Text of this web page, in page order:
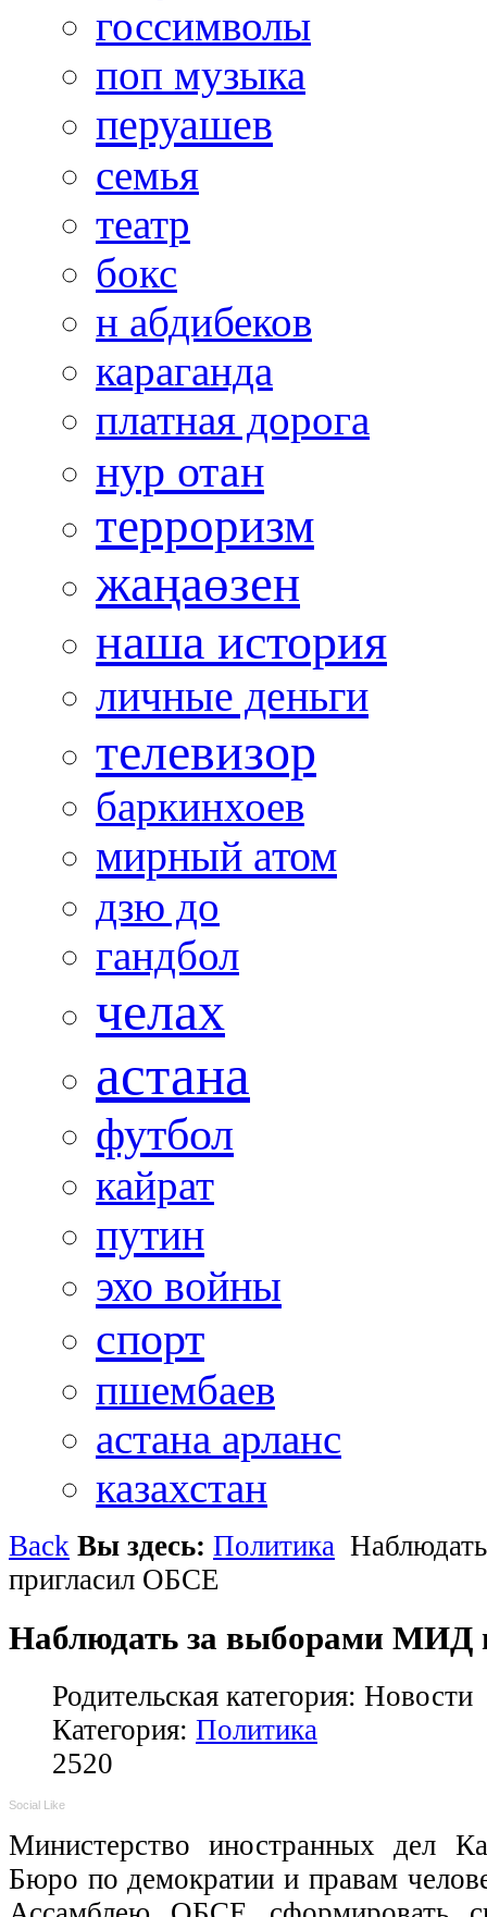
госсимволы
поп музыка
перуашев
семья
театр
бокс
н абдибеков
караганда
платная дорога
нур отан
терроризм
жаңаөзен
наша история
личные деньги
телевизор
баркинхоев
мирный атом
дзю до
гандбол
челах
астана
футбол
кайрат
путин
эхо войны
спорт
пшембаев
астана арланс
казахстан
Back Вы здесь: Политика
пригласил ОБСЕ
Наблюдать за выборами МИД
Родительская категория: Новости
Категория: Политика
2520
Social Like
Министерство иностранных дел
Бюро по демократии и правам